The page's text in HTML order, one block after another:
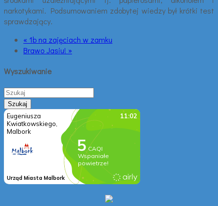
narkotykami. Podsumowaniem zdobytej wiedzy był krótki test
sprawdzający.
« 1b na zajęciach w zamku
Brawo Jasiu! »
Wyszukiwanie